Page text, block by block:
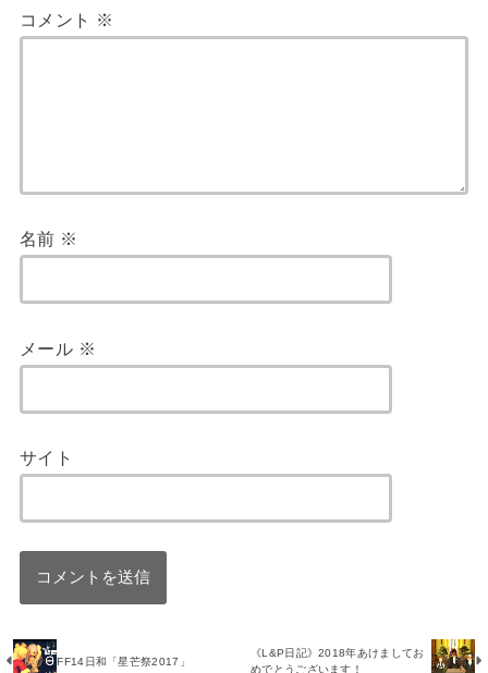
コメント ※
名前 ※
メール ※
サイト
FF14日和「星芒祭2017」
《L&P日記》2018年あけましてお
めでとうございます！